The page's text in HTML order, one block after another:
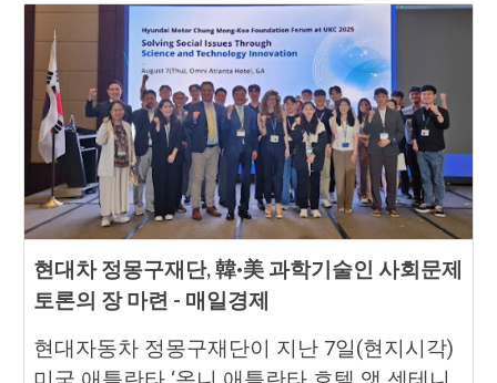
현대차 정몽구재단, 韓·美 과학기술인 사회문제
토론의 장 마련 - 매일경제
현대자동차 정몽구재단이 지난 7일(현지시각)